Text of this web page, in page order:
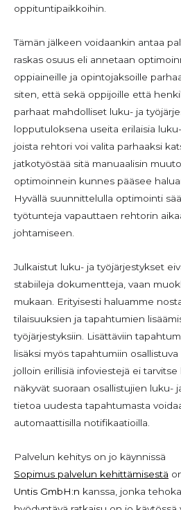
oppituntipaikkoihin.
Tämän jälkeen voidaankin antaa
raskas osuus eli annetaan
oppiaineille ja opintojaksoille
siten, että sekä oppijoille että
parhaat mahdolliset luku- ja
lopputuloksena useita erilaisia
joista rehtori voi valita parhaaksi
jatkotyöstää sitä manuaalisin
optimoinnein kunnes pääsee
Hyvällä suunnittelulla optimointi
työtunteja vapauttaen rehtorin
johtamiseen.
Julkaistut luku- ja työjärjestykset
stabiileja dokumentteja, vaan
mukaan. Erityisesti haluamme
tilaisuuksien ja tapahtumien
työjärjestyksiin. Lisättäviin
lisäksi myös tapahtumiin
jolloin erillisiä infoviestejä ei
näkyvät suoraan osallistujien luku-
tietoa uudesta tapahtumasta
automaattisilla notifikaatioilla.
Palvelun kehitys on jo käynnissä
Sopimus palvelun kehittämisestä
Untis GmbH:n kanssa, jonka